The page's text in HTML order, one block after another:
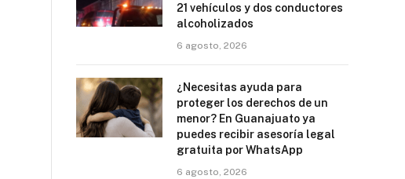
21 vehículos y dos conductores
alcoholizados
6 agosto, 2026
¿Necesitas ayuda para
proteger los derechos de un
menor? En Guanajuato ya
puedes recibir asesoría legal
gratuita por WhatsApp
6 agosto, 2026